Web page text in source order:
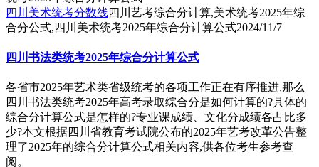
四川美术统考分数线四川艺考综合分计算,美术统考2025年综
合分公式,四川美术统考2025年综合分计算公式2024/11/7
四川书法类统考2025年综合分计算公式
各省市2025年艺术类省级统考的各项工作正在有序推进,那么
四川书法类统考2025年高考录取综合分是如何计算的?具体的
综合分计算公式是怎样的?专业课成绩、文化分成绩各占比多
少?本文根据四川省教育考试院公布的2025年艺考改革公告整
理了2025年的综合分计算公式相关内容,供各位考生参考查
阅。